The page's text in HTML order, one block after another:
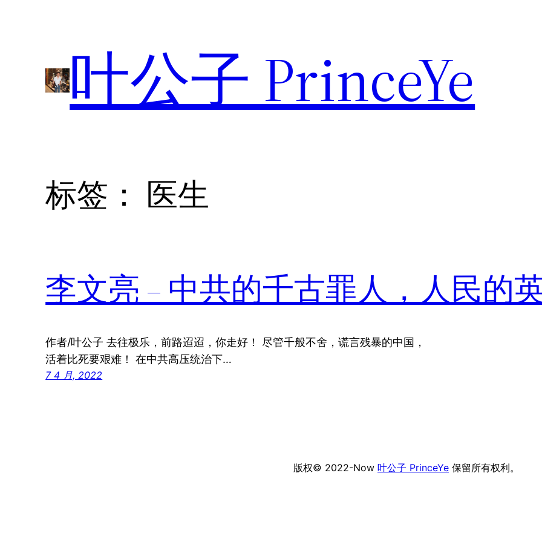
叶公子 PrinceYe
标签： 医生
李文亮 – 中共的千古罪人，人民的
作者/叶公子 去往极乐，前路迢迢，你走好！ 尽管千般不舍，谎言残暴的中国，
活着比死要艰难！ 在中共高压统治下…
7 4 月, 2022
版权© 2022-Now 叶公子 PrinceYe 保留所有权利。